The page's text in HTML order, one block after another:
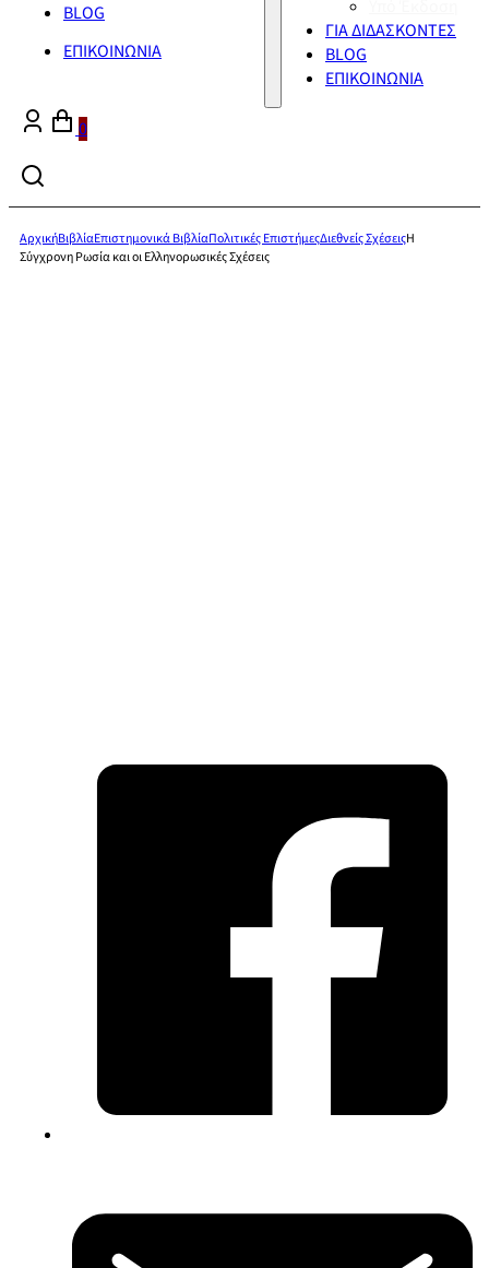
BLOG
ΕΠΙΚΟΙΝΩΝΙΑ
ΓΙΑ ΔΙΔΑΣΚΟΝΤΕΣ
BLOG
ΕΠΙΚΟΙΝΩΝΙΑ
0
ΑρχικήΒιβλίαΕπιστημονικά ΒιβλίαΠολιτικές ΕπιστήμεςΔιεθνείς ΣχέσειςΗ
Σύγχρονη Ρωσία και οι Ελληνορωσικές Σχέσεις